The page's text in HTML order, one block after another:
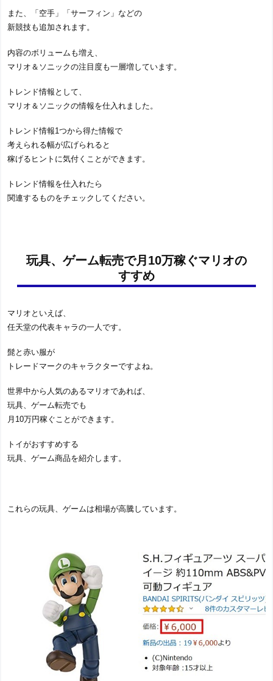
また、「空手」「サーフィン」などの
新競技も追加されます。
内容のボリュームも増え、
マリオ＆ソニックの注目度も一層増しています。
トレンド情報として、
マリオ＆ソニックの情報を仕入れました。
トレンド情報1つから得た情報で
考えられる幅が広げられると
稼げるヒントに気付くことができます。
トレンド情報を仕入れたら
関連するものをチェックしてください。
玩具、ゲーム転売で月10万稼ぐマリオの
すすめ
マリオといえば、
任天堂の代表キャラの一人です。
髭と赤い服が
トレードマークのキャラクターですよね。
世界中から人気のあるマリオであれば、
玩具、ゲーム転売でも
月10万円稼ぐことができます。
トイがおすすめする
玩具、ゲーム商品を紹介します。
これらの玩具、ゲームは相場が高騰しています。